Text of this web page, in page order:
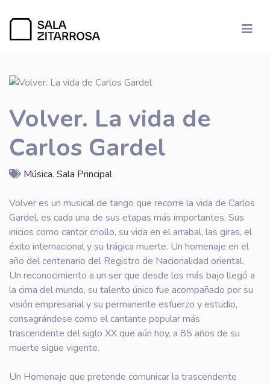
Volver. La vida de
Carlos Gardel
Música, Sala Principal
Volver es un musical de tango que recorre la vida de Carlos
Gardel, es cada una de sus etapas más importantes. Sus
inicios como cantor criollo, su vida en el arrabal, las giras, el
éxito internacional y su trágica muerte. Un homenaje en el
año del centenario del Registro de Nacionalidad oriental.
Un reconocimiento a un ser que desde los más bajo llegó a
la cima del mundo, su talento único fue acompañado por su
visión empresarial y su permanente esfuerzo y estudio,
consagrándose como el cantante popular más
trascendente del siglo XX que aún hoy, a 85 años de su
muerte sigue vigente.
Un Homenaje que pretende comunicar la trascendente